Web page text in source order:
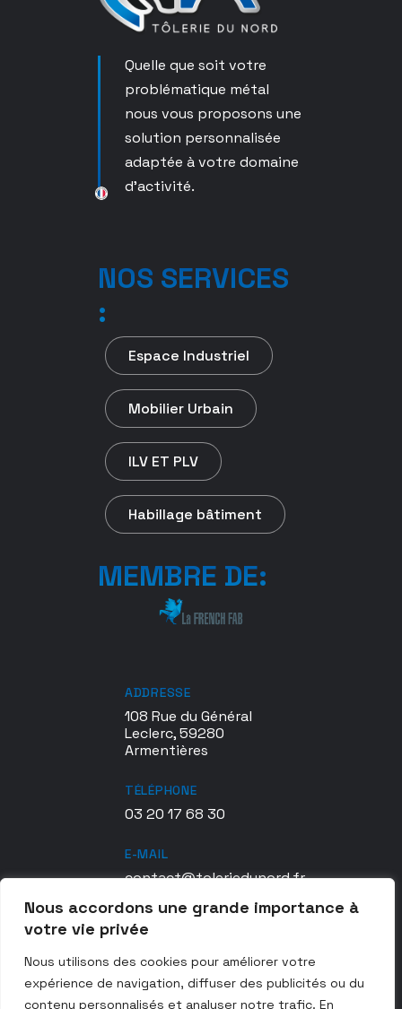
Nous accordons une grande importance à
votre vie privée
Nous utilisons des cookies pour améliorer votre
expérience de navigation, diffuser des publicités ou du
contenu personnalisés et analyser notre trafic. En
Quelle que soit votre
problématique métal
nous vous proposons une
solution personnalisée
adaptée à votre domaine
d’activité.
NOS SERVICES
:
Espace Industriel
Mobilier Urbain
ILV ET PLV
Habillage bâtiment
MEMBRE DE:
ADDRESSE
108 Rue du Général
Leclerc, 59280
Armentières
TÉLÉPHONE
03 20 17 68 30
E-MAIL
contact@toleriedunord.fr
CERTIFICATION TDN
en1090exc2